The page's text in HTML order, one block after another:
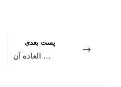
پست بعدی
برند دیزل و محصولات خارق العاده آن!